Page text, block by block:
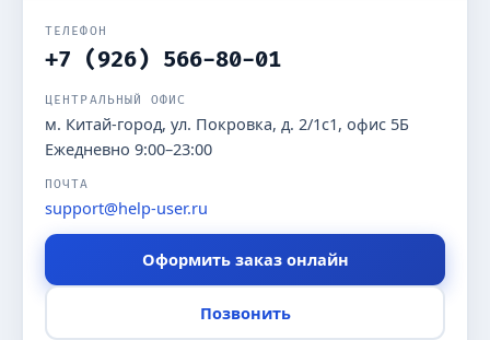
ТЕЛЕФОН
+7 (926) 566-80-01
ЦЕНТРАЛЬНЫЙ ОФИС
м. Китай-город, ул. Покровка, д. 2/1с1, офис 5Б
Ежедневно 9:00–23:00
ПОЧТА
support@help-user.ru
Оформить заказ онлайн
Позвонить